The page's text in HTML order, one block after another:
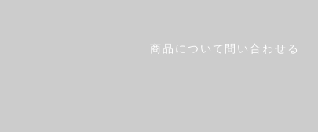
Fatima Morocco商品について問い合わせる